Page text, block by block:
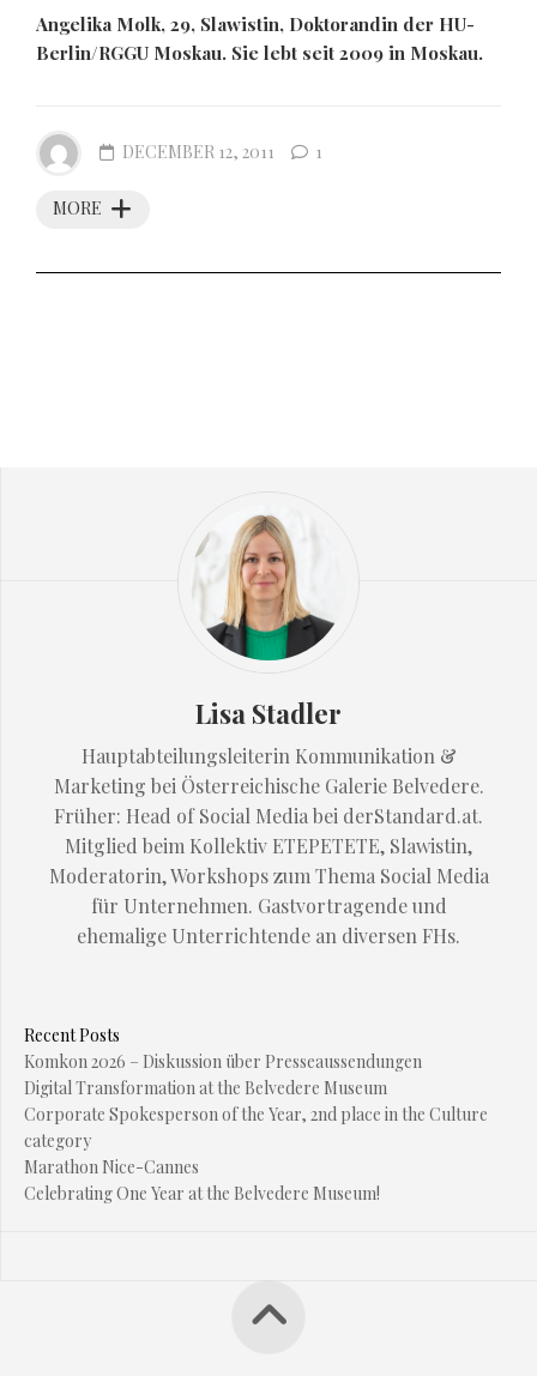
Angelika Molk, 29, Slawistin, Doktorandin der HU-
Berlin/RGGU Moskau. Sie lebt seit 2009 in Moskau.
MORE
DECEMBER 12, 2011 1
Lisa Stadler
Hauptabteilungsleiterin Kommunikation &
Marketing bei Österreichische Galerie Belvedere.
Früher: Head of Social Media bei derStandard.at.
Mitglied beim Kollektiv ETEPETETE, Slawistin,
Moderatorin, Workshops zum Thema Social Media
für Unternehmen. Gastvortragende und
ehemalige Unterrichtende an diversen FHs.
Recent Posts
Komkon 2026 – Diskussion über Presseaussendungen
Digital Transformation at the Belvedere Museum
Corporate Spokesperson of the Year, 2nd place in the Culture
category
Marathon Nice-Cannes
Celebrating One Year at the Belvedere Museum!